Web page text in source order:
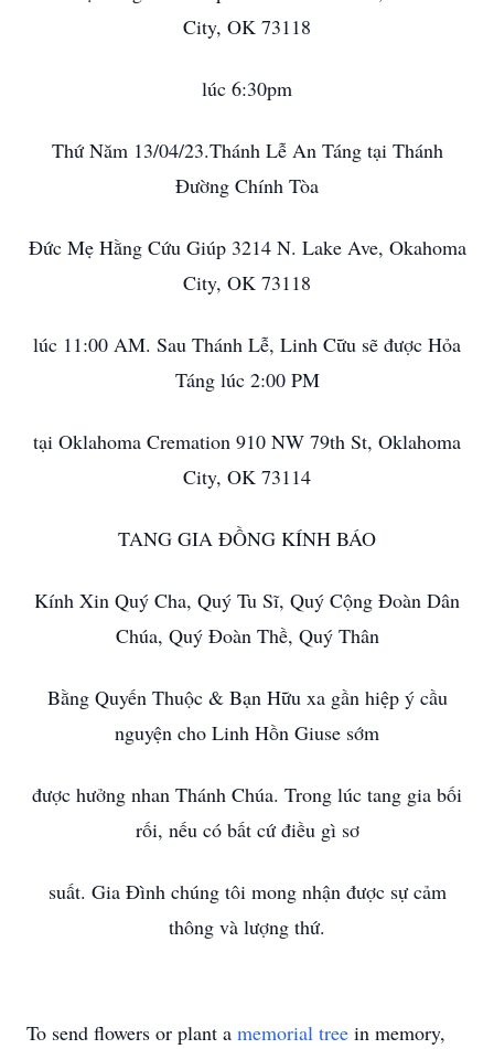
City, OK 73118
lúc 6:30pm
Thứ Năm 13/04/23.Thánh Lễ An Táng tại Thánh
Đường Chính Tòa
Đức Mẹ Hằng Cứu Giúp 3214 N. Lake Ave, Okahoma
City, OK 73118
lúc 11:00 AM. Sau Thánh Lễ, Linh Cữu sẽ được Hỏa
Táng lúc 2:00 PM
tại Oklahoma Cremation 910 NW 79th St, Oklahoma
City, OK 73114
TANG GIA ĐỒNG KÍNH BÁO
Kính Xin Quý Cha, Quý Tu Sĩ, Quý Cộng Đoàn Dân
Chúa, Quý Đoàn Thề, Quý Thân
Bằng Quyến Thuộc & Bạn Hữu xa gần hiệp ý cầu
nguyện cho Linh Hồn Giuse sớm
được hưởng nhan Thánh Chúa. Trong lúc tang gia bối
rối, nếu có bất cứ điều gì sơ
suất. Gia Đình chúng tôi mong nhận được sự cảm
thông và lượng thứ.
To send flowers or plant a memorial tree in memory,